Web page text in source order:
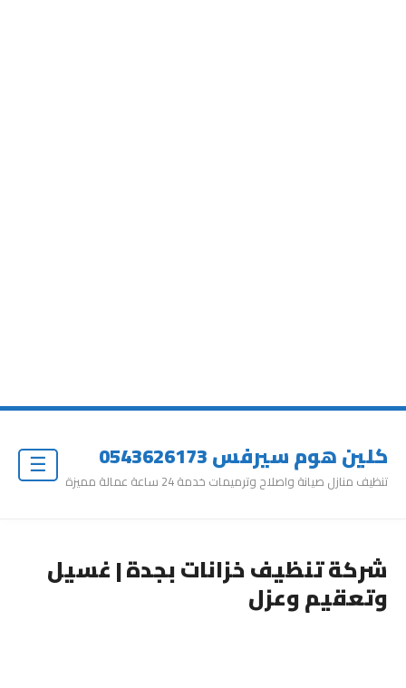
كلين هوم سيرفس 0543626173
تنظيف منازل صيانة واصلاح وترميمات خدمة 24 ساعة عمالة مميزة
شركة تنظيف خزانات بجدة | غسيل
وتعقيم وعزل